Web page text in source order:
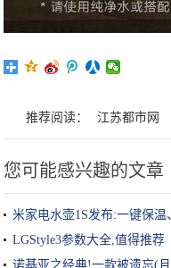
推荐阅读： 江苏都市网
您可能感兴趣的文章
米家电水壶1S发布:一键保温
LGStyle3参数大全,值得推荐
诺基亚之经典!一款被遗忘(